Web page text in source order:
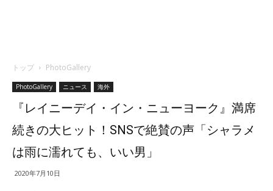
トップ PhotoGallery
PhotoGallery ニュース 海外
『レイニーデイ・イン・ニューヨーク』満席
続きの大ヒット！SNSで絶賛の声「シャラメ
は雨に濡れても、いい男」
2020年7月10日